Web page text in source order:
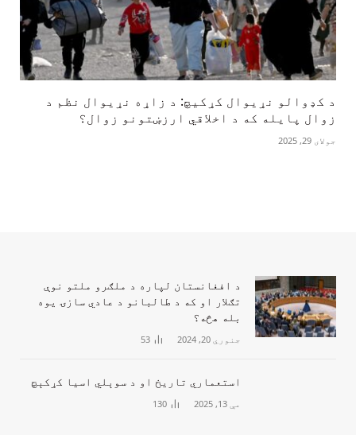
د کډوالو نړیوال کړکیچ: د زاړه نړیوال نظم د
زوال پایله که د اخلاقي ارزښتونو زوال؟
جولای 29, 2025
د افغانستان لپاره د ملګرو ملتو نوې
تګلار او که د طالبانو د عادي سازۍ یوه
بله هڅه؟
جنوري 20, 2024 53
‏استعماري تاریخ او د سوېلي اسیا کړکېچ
مې 13, 2025 130